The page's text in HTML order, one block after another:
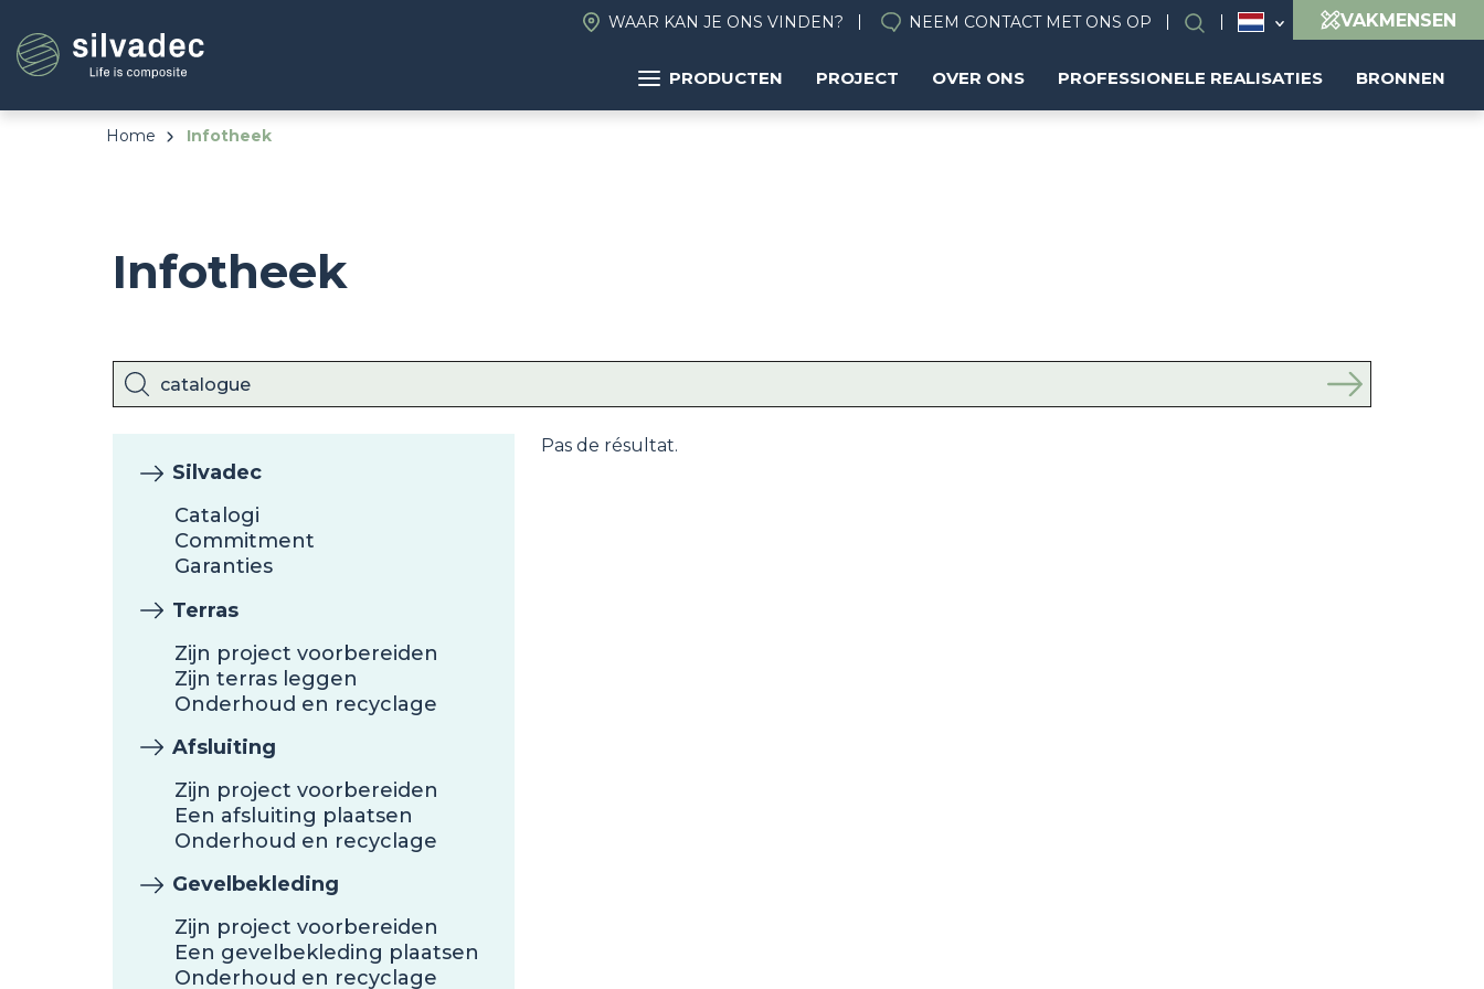
en
naar
WAAR KAN JE ONS VINDEN? NEEM CONTACT MET ONS OP Search VAKMENSEN
PRODUCTEN PROJECT OVER ONS PROFESSIONELE REALISATIES BRONNEN
Home Infotheek
Infotheek
Silvadec
Catalogi
Commitment
Garanties
Terras
Zijn project voorbereiden
Zijn terras leggen
Onderhoud en recyclage
Afsluiting
Zijn project voorbereiden
Een afsluiting plaatsen
Onderhoud en recyclage
Gevelbekleding
Zijn project voorbereiden
Een gevelbekleding plaatsen
Onderhoud en recyclage
Pas de résultat.